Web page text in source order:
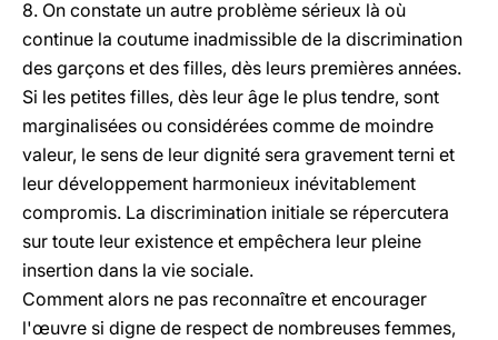
8. On constate un autre problème sérieux là où
continue la coutume inadmissible de la discrimination
des garçons et des filles, dès leurs premières années.
Si les petites filles, dès leur âge le plus tendre, sont
marginalisées ou considérées comme de moindre
valeur, le sens de leur dignité sera gravement terni et
leur développement harmonieux inévitablement
compromis. La discrimination initiale se répercutera
sur toute leur existence et empêchera leur pleine
insertion dans la vie sociale.
Comment alors ne pas reconnaître et encourager
l'œuvre si digne de respect de nombreuses femmes,